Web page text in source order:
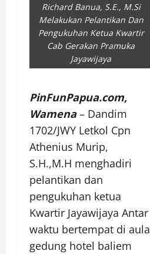
Richard Banua, S.E., M.Si
Melakukan Pelantikan Dan
Pengukuhan Ketua Kwartir
Cab Gerakan Pramuka
Jayawijaya
PinFunPapua.com,
Wamena– Dandim
1702/JWY Letkol Cpn
Athenius Murip,
S.H.,M.H menghadiri
pelantikan dan
pengukuhan ketua
Kwartir Jayawijaya Antar
waktu bertempat di aula
gedung hotel baliem